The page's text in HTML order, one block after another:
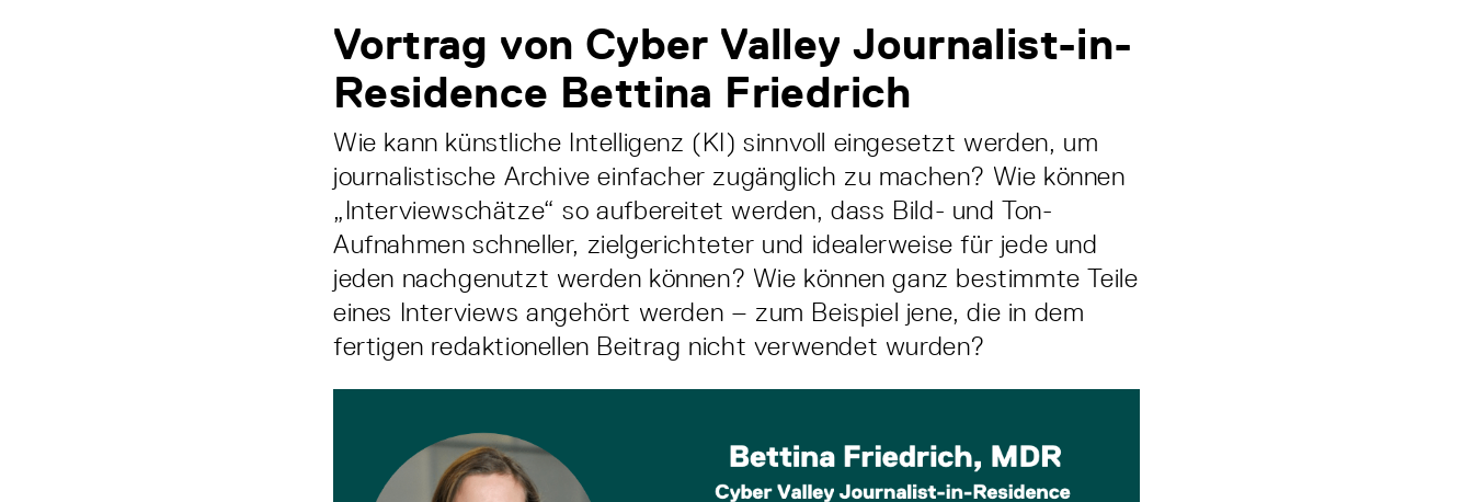
Vortrag von Cyber Valley Journalist-in-
Residence Bettina Friedrich
Wie kann künstliche Intelligenz (KI) sinnvoll eingesetzt werden, um
journalistische Archive einfacher zugänglich zu machen? Wie können
„Interviewschätze“ so aufbereitet werden, dass Bild- und Ton-
Aufnahmen schneller, zielgerichteter und idealerweise für jede und
jeden nachgenutzt werden können? Wie können ganz bestimmte Teile
eines Interviews angehört werden – zum Beispiel jene, die in dem
fertigen redaktionellen Beitrag nicht verwendet wurden?